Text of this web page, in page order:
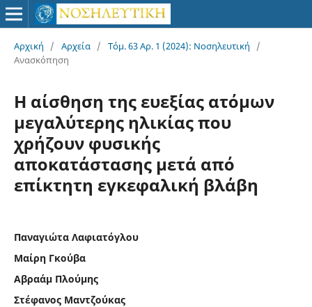
Αρχική / Αρχεία / Τόμ. 63 Αρ. 1 (2024): Νοσηλευτική
/
Ανασκόπηση
Η αίσθηση της ευεξίας ατόμων
μεγαλύτερης ηλικίας που
χρήζουν φυσικής
αποκατάστασης μετά από
επίκτητη εγκεφαλική βλάβη
Παναγιώτα Λαφιατόγλου
Μαίρη Γκούβα
Αβραάμ Πλούμης
Στέφανος Μαντζούκας